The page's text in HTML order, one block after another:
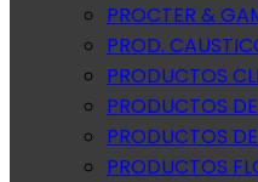
PROCTER &
PROD.
PRODUCTOS
PRODUCTOS
PRODUCTOS
PRODUCTOS